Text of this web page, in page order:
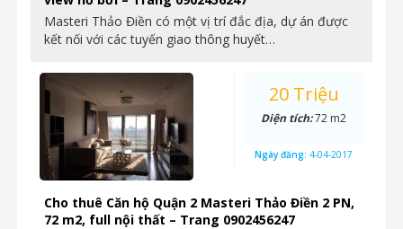
Masteri Thảo Điền có một vị trí đắc địa, dự án được
kết nối với các tuyến giao thông huyết…
Cho thuê Căn hộ Quận 2 Masteri Thảo Điền 2 PN,
72 m2, full nội thất – Trang 0902456247
20 Triệu
Diện tích:72 m2
Ngày đăng: 4-04-2017